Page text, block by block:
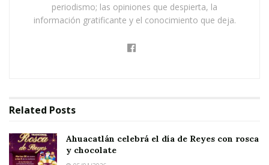
Notas Relacionadas
Ahuacatlán celebrá el día de Reyes con rosca y
El mensaje anterior corresponde al presidente
municipal, Mario Alberto Villarreal Cambero al
cumplirse exactamente un año de haber sido
periodismo; las opiniones que despierta, la
información gratificante y el conocimiento que deja.
Related Posts
Ahuacatlán celebrá el día de Reyes con rosca
y chocolate